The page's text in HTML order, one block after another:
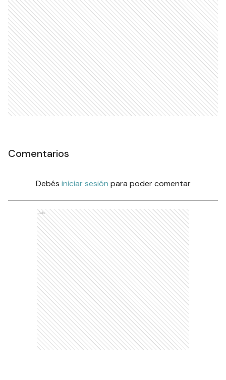
Comentarios
Debés iniciar sesión para poder comentar
Ads